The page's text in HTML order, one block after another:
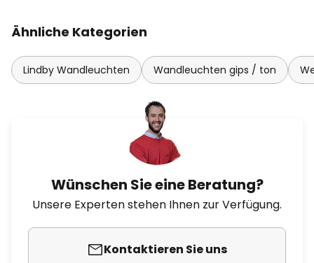
Ähnliche Kategorien
Lindby Wandleuchten Wandleuchten gips / ton
Wünschen Sie eine Beratung?
Unsere Experten stehen Ihnen zur Verfügung.
Kontaktieren Sie uns